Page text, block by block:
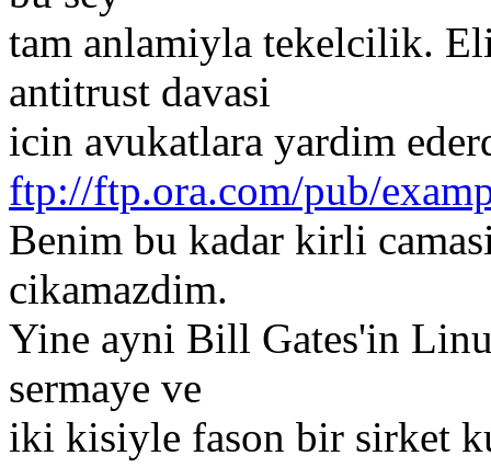
tam anlamiyla tekelcilik.
antitrust davasi
icin avukatlara yardim
ftp://ftp.ora.com/pub/
Benim bu kadar kirli
cikamazdim.
Yine ayni Bill Gates'in
sermaye ve
iki kisiyle fason bir sirket